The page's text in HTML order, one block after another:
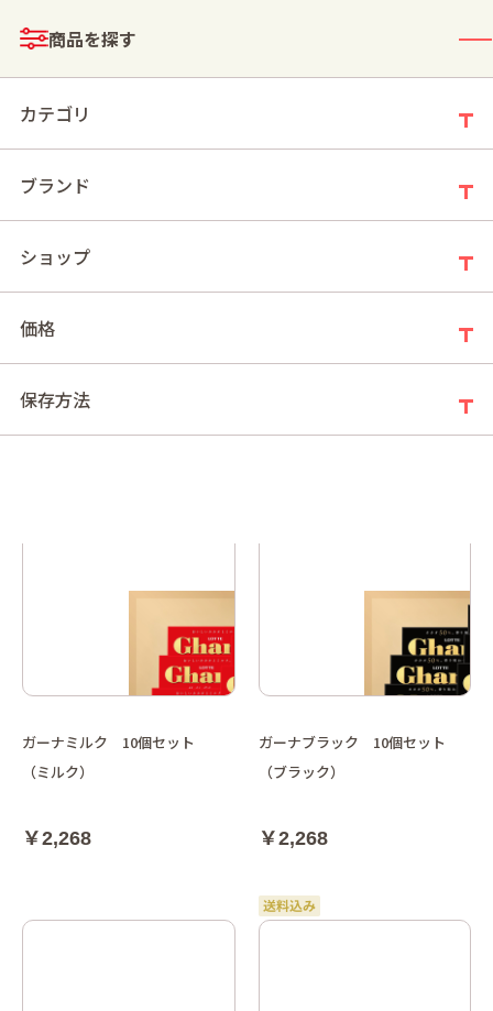
パーティー
商品を探す
カテゴリ
ブランド
ショップ
価格
保存方法
98 件の商品
ガーナミルク 10個セット
（ミルク）
￥2,268
ガーナブラック 10個セット
（ブラック）
￥2,268